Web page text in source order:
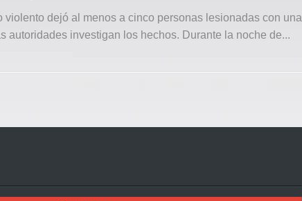
violento dejó al menos a cinco personas lesionadas con una
autoridades investigan los hechos. Durante la noche de...